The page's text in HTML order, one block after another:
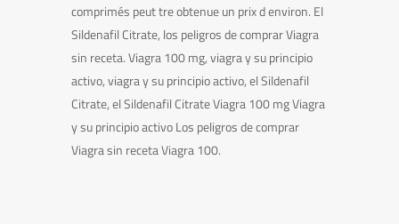
comprimés peut tre obtenue un prix d environ. El
Sildenafil Citrate, los peligros de comprar Viagra
sin receta. Viagra 100 mg, viagra y su principio
activo, viagra y su principio activo, el Sildenafil
Citrate, el Sildenafil Citrate Viagra 100 mg Viagra
y su principio activo Los peligros de comprar
Viagra sin receta Viagra 100.